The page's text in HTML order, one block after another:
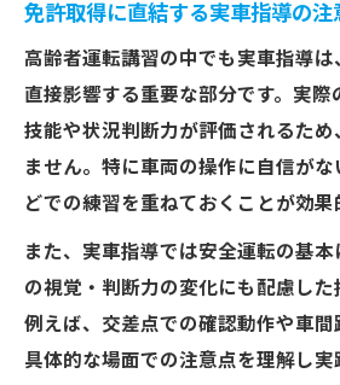
免許取得に直結する実車指導の注
高齢者運転講習の中でも実車指導
直接影響する重要な部分です。実際
技能や状況判断力が評価されるた
ません。特に車両の操作に自信が
どでの練習を重ねておくことが効果
また、実車指導では安全運転の基
の視覚・判断力の変化にも配慮した
例えば、交差点での確認動作や車間
具体的な場面での注意点を理解し